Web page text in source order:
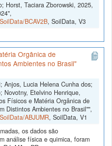
Horst, Taciara Zborowski, 2025,
BCAV2B, SoilData, V3
Orgânica de
Ambientes no Brasil"
Anjos, Lucia Helena Cunha dos;
Novotny, Etelvino Henrique,
Físicos e Matéria Orgânica de
Distintos Ambientes no Brasil"",
ABJUMR, SoilData, V1
os dados são
análise física e quimica, foram